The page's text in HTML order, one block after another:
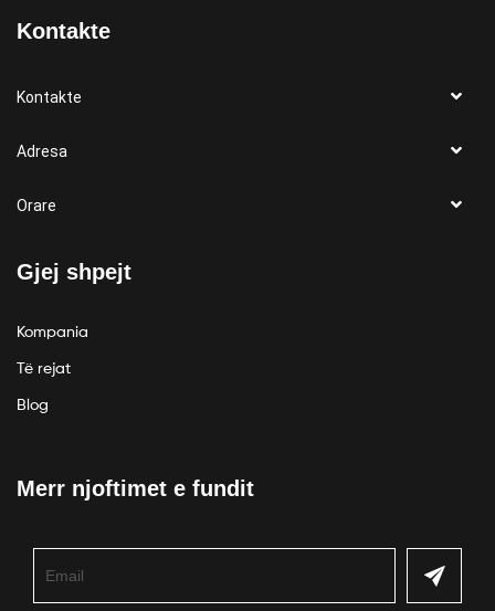
Kontakte
Kontakte
Adresa
Orare
Gjej shpejt
Kompania
Të rejat
Blog
Merr njoftimet e fundit